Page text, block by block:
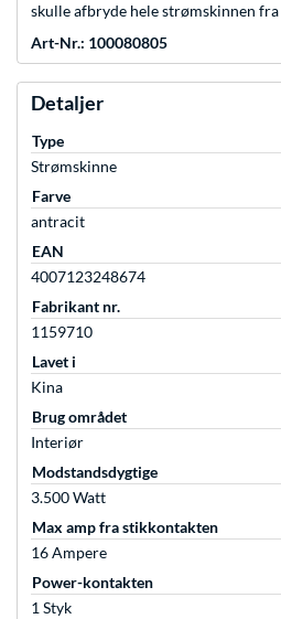
skulle afbryde hele strømskinnen
Art-Nr.: 100080805
Detaljer
Type
Strømskinne
Farve
antracit
EAN
4007123248674
Fabrikant nr.
1159710
Lavet i
Kina
Brug området
Interiør
Modstandsdygtige
3.500 Watt
Max amp fra stikkontakten
16 Ampere
Power-kontakten
1 Styk